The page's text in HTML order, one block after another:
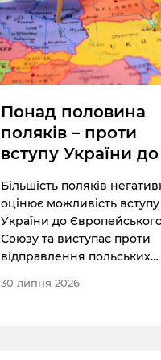
Дональд Туск і
Володимир
Зеленський
Любліні
Серед головних тем були
підсумки візиту
лідера до США, співпраця
сфері безпеки, польські
інвестиції та двосторонні
30 липня 2026